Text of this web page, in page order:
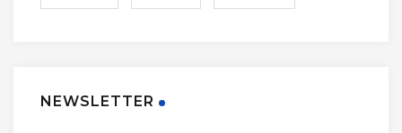
NEWSLETTER